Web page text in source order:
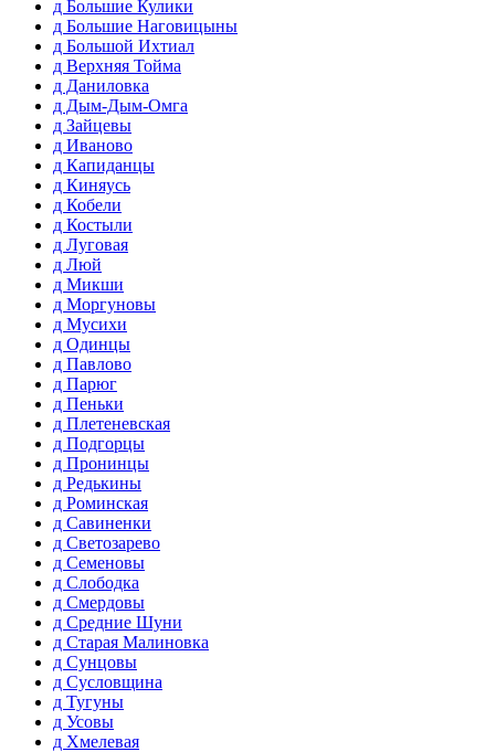
д Большие Кулики
д Большие Наговицыны
д Большой Ихтиал
д Верхняя Тойма
д Даниловка
д Дым-Дым-Омга
д Зайцевы
д Иваново
д Капиданцы
д Киняусь
д Кобели
д Костыли
д Луговая
д Люй
д Микши
д Моргуновы
д Мусихи
д Одинцы
д Павлово
д Парюг
д Пеньки
д Плетеневская
д Подгорцы
д Пронинцы
д Редькины
д Роминская
д Савиненки
д Светозарево
д Семеновы
д Слободка
д Смердовы
д Средние Шуни
д Старая Малиновка
д Сунцовы
д Сусловщина
д Тугуны
д Усовы
д Хмелевая